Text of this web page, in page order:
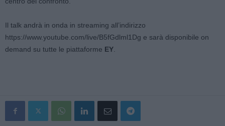
Il talk andrà in onda in streaming all’indirizzo
https://www.youtube.com/live/B5fGdlml1Dg e sarà disponibile on
demand su tutte le piattaforme EY